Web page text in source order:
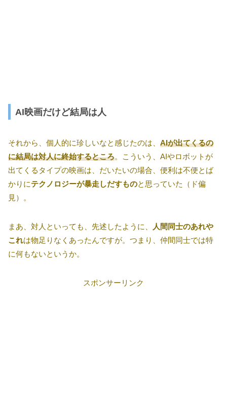
AI映画だけど結局は人
それから、個人的に珍しいなと感じたのは、 AIが出てくるの
に結局は対人に終始するところ。こういう、AIやロボットが
出てくるタイプの映画は、だいたいの場合、便利は不便とば
かりにテクノロジーが暴走しだすものと思っていた（ド偏
見）。
まあ、対人といっても、先述したように、
人間同士のあれや
これは物足りなくあったんですが。つまり、仲間同士では特
に何もないというか。
スポンサーリンク